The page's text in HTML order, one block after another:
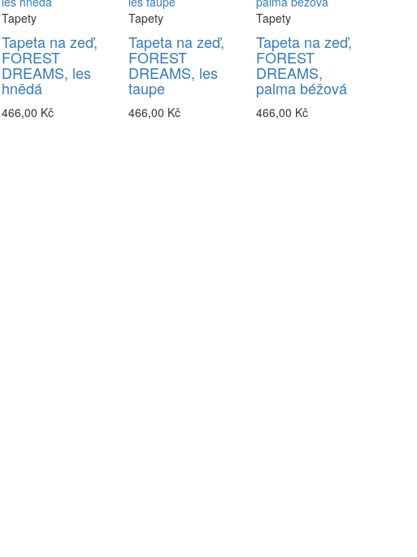
Tapety
Tapeta na zeď,
FOREST
DREAMS, les
hnědá
466,00 Kč
Tapety
Tapeta na zeď,
FOREST
DREAMS, les
taupe
466,00 Kč
Tapety
Tapeta na zeď,
FOREST
DREAMS,
palma béžová
466,00 Kč